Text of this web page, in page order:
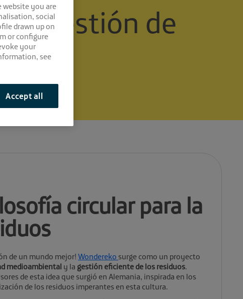
la gestión de
circular para la
de un mundo mejor! Wondereko surge como un proyecto
medioambiental y la gestión eficiente de los residuos.
de esta idea que surgió en Alemania, inspirada en los
de los residuos imperantes en esta cultura.
website you are
social
drawn up on
or configure
your
see
Accept all